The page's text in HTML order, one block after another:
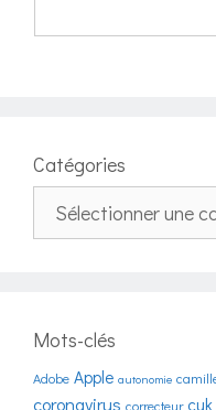
Catégories
Mots-clés
Adobe Apple autonomie
coronavirus correcteur cuk